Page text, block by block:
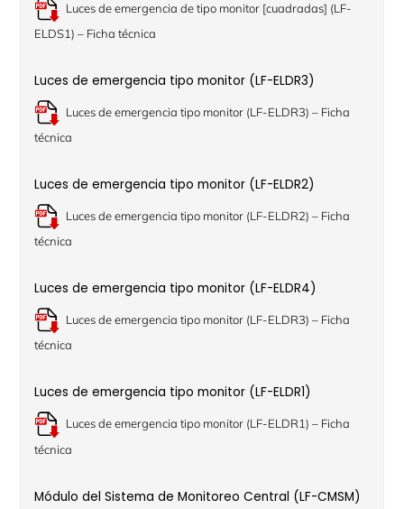
Luces de emergencia de tipo monitor [cuadradas] (LF-
ELDS1) – Ficha técnica
Luces de emergencia tipo monitor (LF-ELDR3)
Luces de emergencia tipo monitor (LF-ELDR3) – Ficha
técnica
Luces de emergencia tipo monitor (LF-ELDR2)
Luces de emergencia tipo monitor (LF-ELDR2) – Ficha
técnica
Luces de emergencia tipo monitor (LF-ELDR4)
Luces de emergencia tipo monitor (LF-ELDR3) – Ficha
técnica
Luces de emergencia tipo monitor (LF-ELDR1)
Luces de emergencia tipo monitor (LF-ELDR1) – Ficha
técnica
Módulo del Sistema de Monitoreo Central (LF-CMSM)